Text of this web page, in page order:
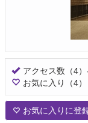
アクセス数 （4）
お気に入り （4）
お気に入りに登